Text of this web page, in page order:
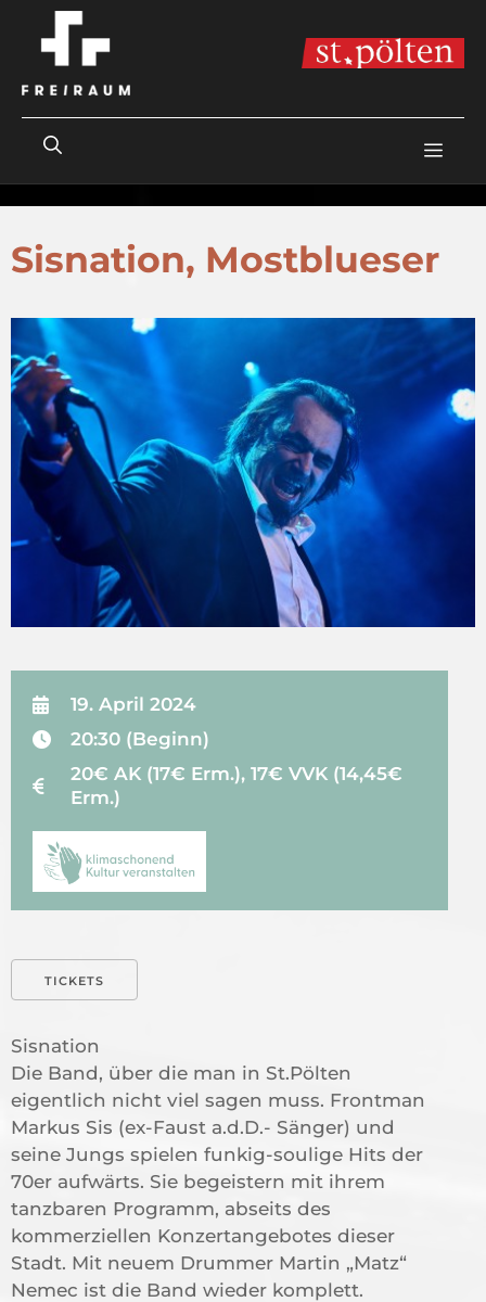
Inhalt
springen
Sisnation, Mostblueser
19. April 2024
20:30 (Beginn)
20€ AK (17€ Erm.), 17€ VVK (14,45€
Erm.)
TICKETS
Sisnation
Die Band, über die man in St.Pölten
eigentlich nicht viel sagen muss. Frontman
Markus Sis (ex-Faust a.d.D.- Sänger) und
seine Jungs spielen funkig-soulige Hits der
70er aufwärts. Sie begeistern mit ihrem
tanzbaren Programm, abseits des
kommerziellen Konzertangebotes dieser
Stadt. Mit neuem Drummer Martin „Matz“
Nemec ist die Band wieder komplett.